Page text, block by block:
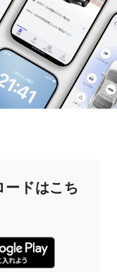
ドはこち